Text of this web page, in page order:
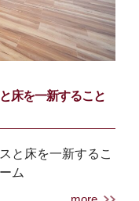
床を一新すること
と床を一新するこ
ム